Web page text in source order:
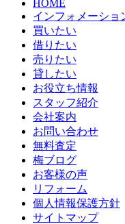
HOME
インフォメーショ
買いたい
借りたい
売りたい
貸したい
お役立ち情報
スタッフ紹介
会社案内
お問い合わせ
無料査定
梅ブログ
お客様の声
リフォーム
個人情報保護方針
サイトマップ